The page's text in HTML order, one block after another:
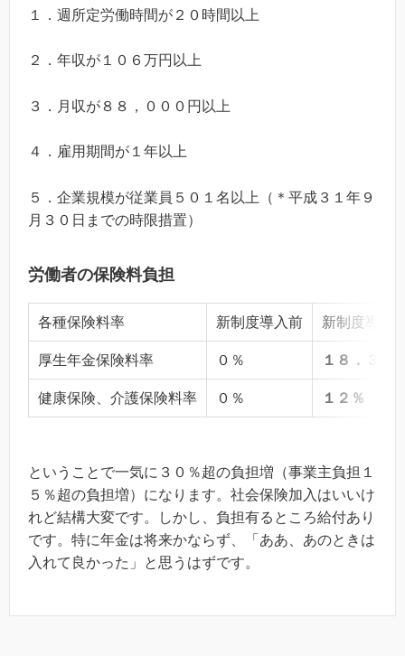
１．週所定労働時間が２０時間以上
２．年収が１０６万円以上
３．月収が８８，０００円以上
４．雇用期間が１年以上
５．企業規模が従業員５０１名以上（＊平成３１年９
月３０日までの時限措置）
労働者の保険料負担
各種保険料率 新制度導入前 新制度導入
厚生年金保険料率 ０％ １８．３％
健康保険、介護保険料率 ０％ １２％
ということで一気に３０％超の負担増（事業主負担１
５％超の負担増）になります。社会保険加入はいいけ
れど結構大変です。しかし、負担有るところ給付あり
です。特に年金は将来かならず、「ああ、あのときは
入れて良かった」と思うはずです。